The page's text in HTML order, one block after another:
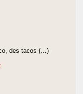
des tacos (…)